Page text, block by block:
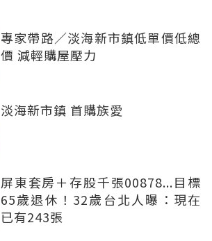
專家帶路／淡海新市鎮低單價低總
價 減輕購屋壓力
淡海新市鎮 首購族愛
屏東套房＋存股千張00878...目標
65歲退休！32歲台北人曝：現在
已有243張